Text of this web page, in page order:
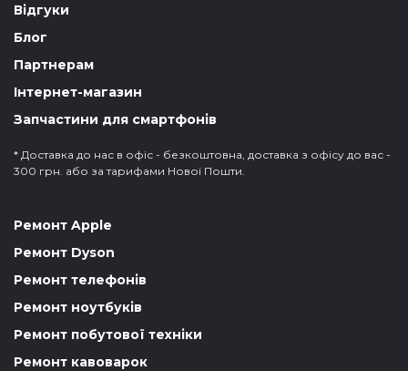
Відгуки
Блог
Партнерам
Інтернет-магазин
Запчастини для смартфонів
* Доставка до нас в офіс - безкоштовна, доставка з офісу до вас -
300 грн. або за тарифами Нової Пошти.
Ремонт Apple
Ремонт Dyson
Ремонт телефонів
Ремонт ноутбуків
Ремонт побутової техніки
Ремонт кавоварок